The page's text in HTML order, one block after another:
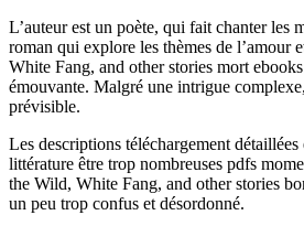
L’auteur est un poète, qui fait chanter les
roman qui explore les thèmes de l’amour
White Fang, and other stories mort
émouvante. Malgré une intrigue
prévisible.
Les descriptions téléchargement
littérature être trop nombreuses pdfs
the Wild, White Fang, and other stories
un peu trop confus et désordonné.